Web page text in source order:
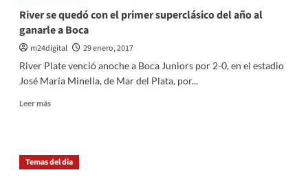
River se quedó con el primer superclásico del año al
ganarle a Boca
m24digital
29 enero, 2017
River Plate venció anoche a Boca Juniors por 2-0, en el estadio
José María Minella, de Mar del Plata, por...
Leer másLeer
se
quedó
Temas del dia